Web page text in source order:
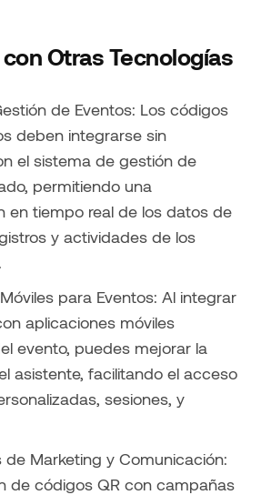
Otras Tecnologías
de Eventos: Los códigos
deben integrarse sin
el sistema de gestión de
permitiendo una
en tiempo real de los datos de
y actividades de los
para Eventos: Al integrar
aplicaciones móviles
evento, puedes mejorar la
asistente, facilitando el acceso
sesiones, y
de Marketing y Comunicación:
de códigos QR con campañas